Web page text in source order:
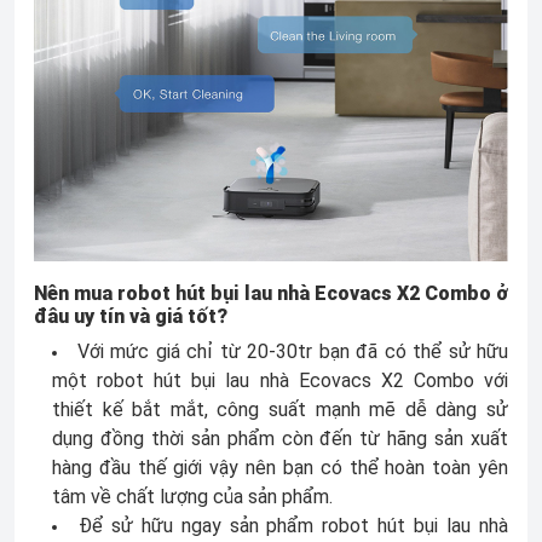
Nên mua robot hút bụi lau nhà Ecovacs X2 Combo ở
đâu uy tín và giá tốt?
Với mức giá chỉ từ 20-30tr bạn đã có thể sử hữu
một robot hút bụi lau nhà Ecovacs X2 Combo với
thiết kế bắt mắt, công suất mạnh mẽ dễ dàng sử
dụng đồng thời sản phẩm còn đến từ hãng sản xuất
hàng đầu thế giới vậy nên bạn có thể hoàn toàn yên
tâm về chất lượng của sản phẩm.
Để sử hữu ngay sản phẩm robot hút bụi lau nhà